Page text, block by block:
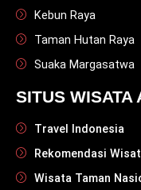
Kebun Raya
Taman Hutan Raya
Suaka Margasatwa
SITUS WISATA
Travel Indonesia
Rekomendasi
Wisata Taman